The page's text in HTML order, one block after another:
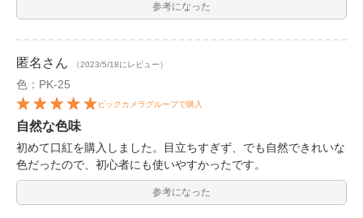
参考になった
匿名 さん （2023/5/18にレビュー）
色：PK-25
ビックカメラグループで購入
自然な色味
初めて口紅を購入しました。目立ちすぎず、でも自然できれいな
色だったので、初心者にも使いやすかったです。
参考になった